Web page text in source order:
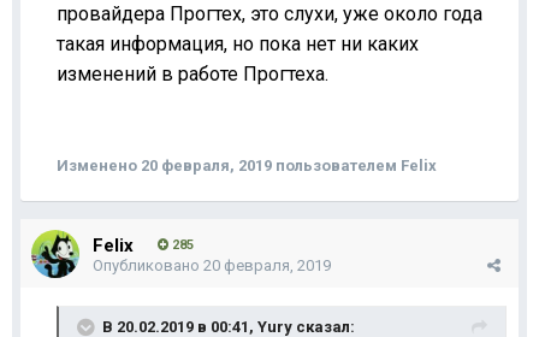
провайдера Прогтех, это слухи, уже около года
такая информация, но пока нет ни каких
изменений в работе Прогтеха.
Изменено 20 февраля, 2019 пользователем Felix
Felix 285
Опубликовано 20 февраля, 2019
В 20.02.2019 в 00:41, Yury сказал: